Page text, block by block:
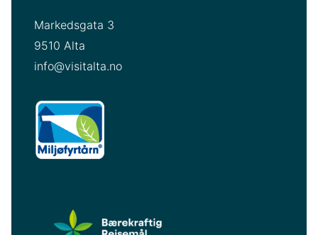
Markedsgata 3
9510 Alta
info@visitalta.no